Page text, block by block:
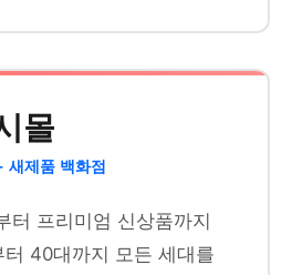
몰
새제품 백화점
터 프리미엄 신상품까지
터 40대까지 모든 세대를